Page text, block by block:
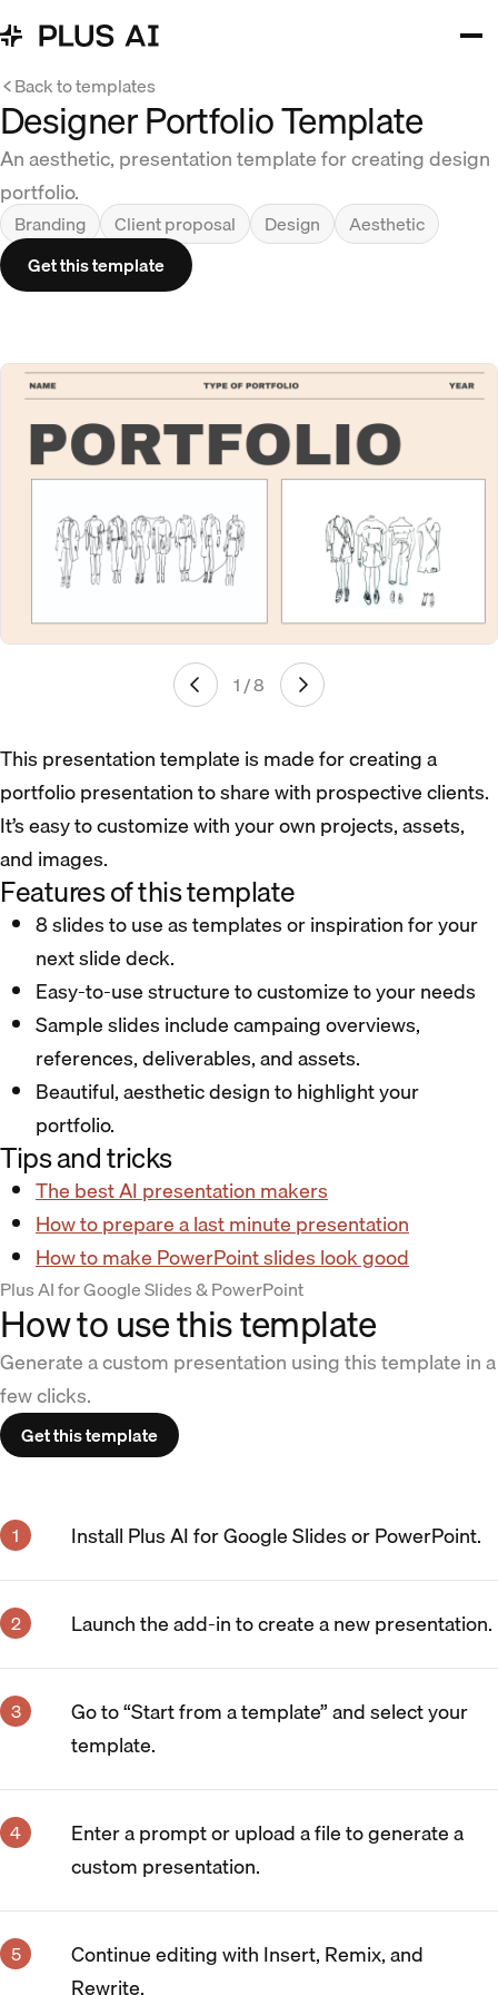
Back to templates
Designer Portfolio Template
An aesthetic, presentation template for creating design
portfolio.
Branding Client proposal Design
Aesthetic
Get this template
1 / 8
This presentation template is made for creating a
portfolio presentation to share with prospective clients.
It’s easy to customize with your own projects, assets,
and images.
Features of this template
8 slides to use as templates or inspiration for your
next slide deck.
Easy-to-use structure to customize to your needs
Sample slides include campaing overviews,
references, deliverables, and assets.
Beautiful, aesthetic design to highlight your
portfolio.
Tips and tricks
The best AI presentation makers
How to prepare a last minute presentation
How to make PowerPoint slides look good
Plus AI for Google Slides & PowerPoint
How to use this template
Generate a custom presentation using this template in a
few clicks.
Get this template
Install Plus AI for Google Slides or PowerPoint.
Launch the add-in to create a new presentation.
Go to “Start from a template” and select your
template.
Enter a prompt or upload a file to generate a
custom presentation.
Continue editing with Insert, Remix, and
Rewrite.